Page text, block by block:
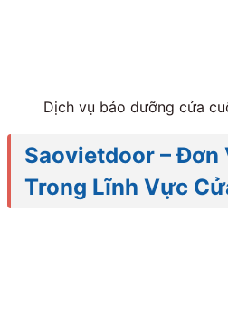
Dịch vụ bảo dưỡng cửa
Saovietdoor – Đơn
Trong Lĩnh Vực